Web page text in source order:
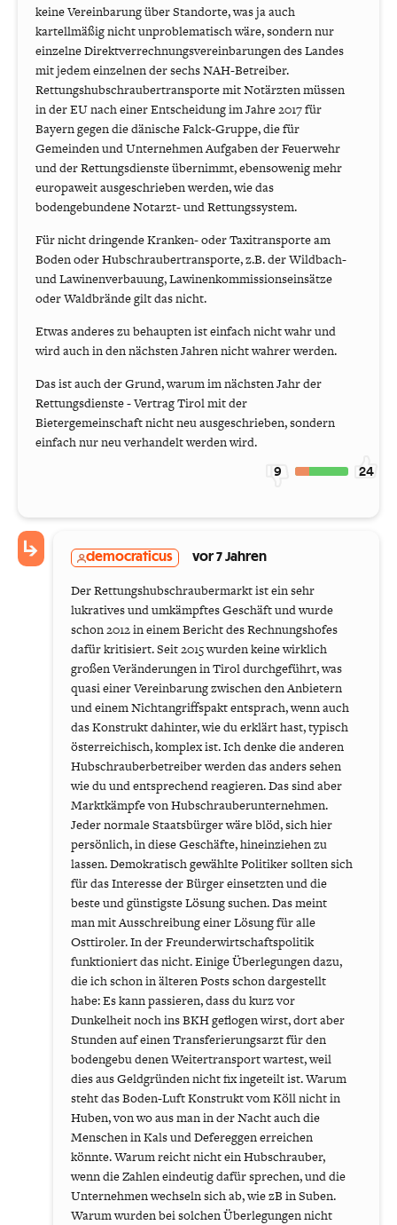
keine Vereinbarung über Standorte, was ja auch
kartellmäßig nicht unproblematisch wäre, sondern nur
einzelne Direktverrechnungsvereinbarungen des Landes
mit jedem einzelnen der sechs NAH-Betreiber.
Rettungshubschraubertransporte mit Notärzten müssen
in der EU nach einer Entscheidung im Jahre 2017 für
Bayern gegen die dänische Falck-Gruppe, die für
Gemeinden und Unternehmen Aufgaben der Feuerwehr
und der Rettungsdienste übernimmt, ebensowenig mehr
europaweit ausgeschrieben werden, wie das
bodengebundene Notarzt- und Rettungssystem.
Für nicht dringende Kranken- oder Taxitransporte am
Boden oder Hubschraubertransporte, z.B. der Wildbach-
und Lawinenverbauung, Lawinenkommissionseinsätze
oder Waldbrände gilt das nicht.
Etwas anderes zu behaupten ist einfach nicht wahr und
wird auch in den nächsten Jahren nicht wahrer werden.
Das ist auch der Grund, warum im nächsten Jahr der
Rettungsdienste - Vertrag Tirol mit der
Bietergemeinschaft nicht neu ausgeschrieben, sondern
einfach nur neu verhandelt werden wird.
9 24
democraticus vor 7 Jahren
Der Rettungshubschraubermarkt ist ein sehr
lukratives und umkämpftes Geschäft und wurde
schon 2012 in einem Bericht des Rechnungshofes
dafür kritisiert. Seit 2015 wurden keine wirklich
großen Veränderungen in Tirol durchgeführt, was
quasi einer Vereinbarung zwischen den Anbietern
und einem Nichtangriffspakt entsprach, wenn auch
das Konstrukt dahinter, wie du erklärt hast, typisch
österreichisch, komplex ist. Ich denke die anderen
Hubschrauberbetreiber werden das anders sehen
wie du und entsprechend reagieren. Das sind aber
Marktkämpfe von Hubschrauberunternehmen.
Jeder normale Staatsbürger wäre blöd, sich hier
persönlich, in diese Geschäfte, hineinziehen zu
lassen. Demokratisch gewählte Politiker sollten sich
für das Interesse der Bürger einsetzten und die
beste und günstigste Lösung suchen. Das meint
man mit Ausschreibung einer Lösung für alle
Osttiroler. In der Freunderwirtschaftspolitik
funktioniert das nicht. Einige Überlegungen dazu,
die ich schon in älteren Posts schon dargestellt
habe: Es kann passieren, dass du kurz vor
Dunkelheit noch ins BKH geflogen wirst, dort aber
Stunden auf einen Transferierungsarzt für den
bodengebu denen Weitertransport wartest, weil
dies aus Geldgründen nicht fix ingeteilt ist. Warum
steht das Boden-Luft Konstrukt vom Köll nicht in
Huben, von wo aus man in der Nacht auch die
Menschen in Kals und Defereggen erreichen
könnte. Warum reicht nicht ein Hubschrauber,
wenn die Zahlen eindeutig dafür sprechen, und die
Unternehmen wechseln sich ab, wie zB in Suben.
Warum wurden bei solchen Überlegungen nicht